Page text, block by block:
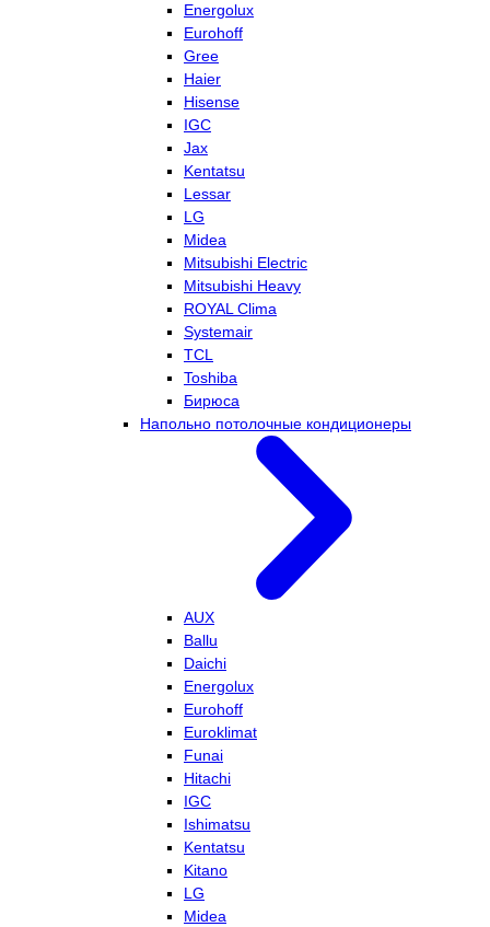
Energolux
Eurohoff
Gree
Haier
Hisense
IGC
Jax
Kentatsu
Lessar
LG
Midea
Mitsubishi Electric
Mitsubishi Heavy
ROYAL Clima
Systemair
TCL
Toshiba
Бирюса
Напольно потолочные кондиционеры
AUX
Ballu
Daichi
Energolux
Eurohoff
Euroklimat
Funai
Hitachi
IGC
Ishimatsu
Kentatsu
Kitano
LG
Midea